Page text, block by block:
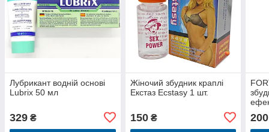
Лубрикант водній основі
Lubrix 50 мл
329 ₴
Жіночий збудник краплі
Екстаз Ecstasy 1 шт.
150₴ 200